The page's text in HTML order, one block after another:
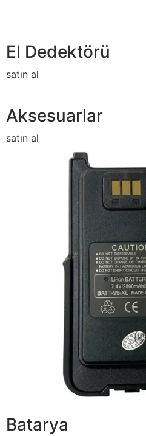
El Dedektörü
satın al
Aksesuarlar
satın al
Batarya